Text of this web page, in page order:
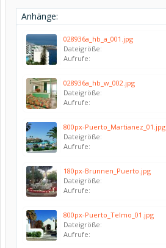
Anhänge:
028936a_hb_a_001.jpg
Dateigröße:
Aufrufe:
028936a_hb_w_002.jpg
Dateigröße:
Aufrufe:
800px-Puerto_Martianez_01.jpg
Dateigröße:
Aufrufe:
180px-Brunnen_Puerto.jpg
Dateigröße:
Aufrufe:
800px-Puerto_Telmo_01.jpg
Dateigröße:
Aufrufe: